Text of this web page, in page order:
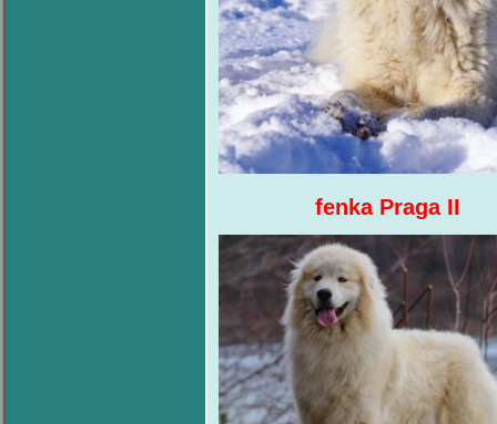
fenka Praga II